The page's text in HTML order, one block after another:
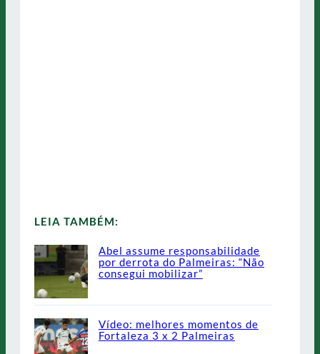
LEIA TAMBÉM:
Abel assume responsabilidade
por derrota do Palmeiras: “Não
consegui mobilizar”
Vídeo: melhores momentos de
Fortaleza 3 x 2 Palmeiras